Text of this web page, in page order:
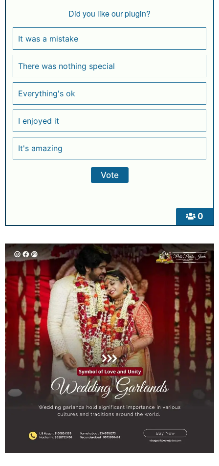
0
Did you like our plugin?
It was a mistake
There was nothing special
Everything's ok
I enjoyed it
It's amazing